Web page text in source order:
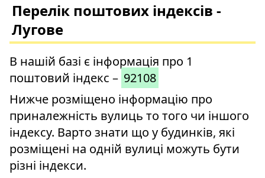
Перелік поштових індексів -
Лугове
В нашій базі є інформація про 1
поштовий індекс – 92108
Нижче розміщено інформацію про
приналежність вулиць то того чи іншого
індексу. Варто знати що у будинків, які
розміщені на одній вулиці можуть бути
різні індекси.